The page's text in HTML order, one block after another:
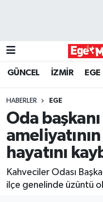
GÜNCEL İZMİR EGE
HABERLER EGE
Oda
hayatını
Kahveciler Odası
ilçe genelinde üzüntü
GÜNCEL
İZMİR
ÖZEL HABER
POLİTİKA
Programlar